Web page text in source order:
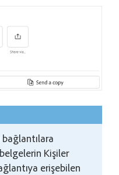
belgelerin Kişiler
erişebilen